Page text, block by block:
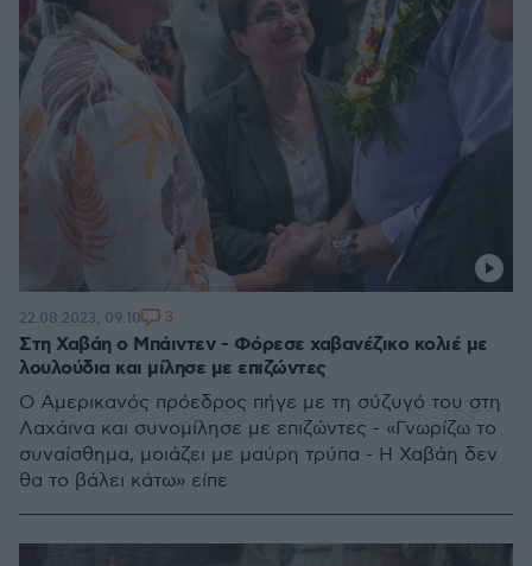
Στη Χαβάη ο Μπάιντεν - Φόρεσε χαβανέζικο κολιέ με
λουλούδια και μίλησε με επιζώντες
Ο Αμερικανός πρόεδρος πήγε με τη σύζυγό του στη
Λαχάινα και συνομίλησε με επιζώντες - «Γνωρίζω το
συναίσθημα, μοιάζει με μαύρη τρύπα - Η Χαβάη δεν
θα το βάλει κάτω» είπε
22.08.2023, 09:10 3